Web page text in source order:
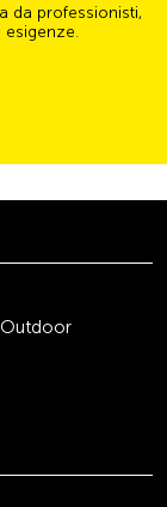
da professionisti,
esigenze.